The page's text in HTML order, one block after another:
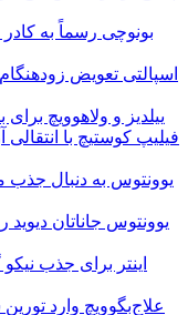
بونوچی رسماً به کادر
اسپالتی تعویض زودهنگام
ییلدیز و ولاهوویچ برای
فیلیپ کوستیچ با
یوونتوس به دنبال جذب
یوونتوس جاناتان دیوید
اینتر برای جذب
علاج‌بگوویچ وارد